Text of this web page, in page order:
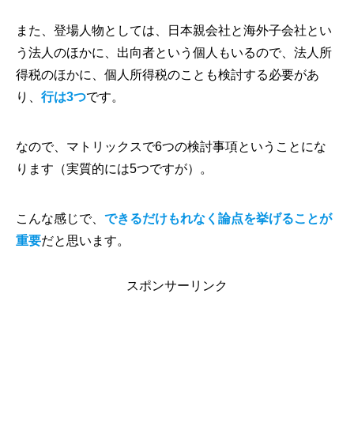
また、登場人物としては、日本親会社と海外子会社とい
う法人のほかに、出向者という個人もいるので、法人所
得税のほかに、個人所得税のことも検討する必要があ
り、 行は3つです。
なので、マトリックスで6つの検討事項ということにな
ります（実質的には5つですが）。
こんな感じで、 できるだけもれなく論点を挙げることが
重要だと思います。
スポンサーリンク